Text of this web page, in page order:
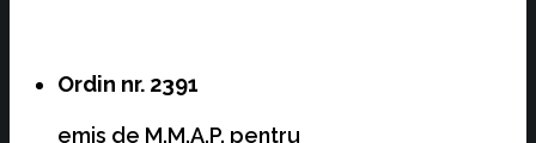
Ordin nr. 2391
emis de M.M.A.P. pentru